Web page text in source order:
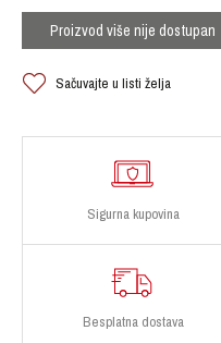
Proizvod više nije dostupan
Sačuvajte u listi želja
Sigurna kupovina
Besplatna dostava